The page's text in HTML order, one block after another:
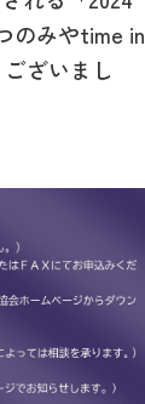
のみやtime in
ざいまし